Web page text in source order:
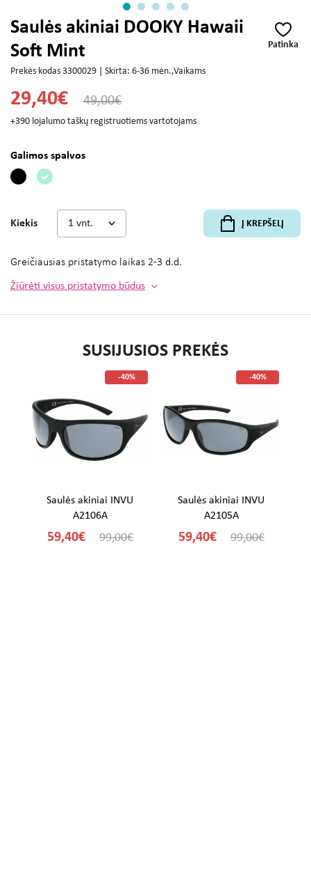
Patinka
Saulės akiniai DOOKY Hawaii
Soft Mint
Prekės kodas 3300029 | Skirta: 6-36 mėn.,Vaikams
29,40€ 49,00€
+390 lojalumo taškų registruotiems vartotojams
Galimos spalvos
Kiekis Į KREPŠELĮ
Greičiausias pristatymo laikas 2-3 d.d.
Žiūrėti visus pristatymo būdus
SUSIJUSIOS PREKĖS
-40%
Saulės akiniai INVU
A2106A
59,40€ 99,00€
-40%
Saulės akiniai INVU
A2105A
59,40€ 99,00€